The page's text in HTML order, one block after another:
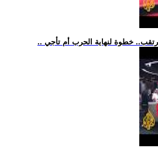
خطوة لنهاية الحرب أم تأجي